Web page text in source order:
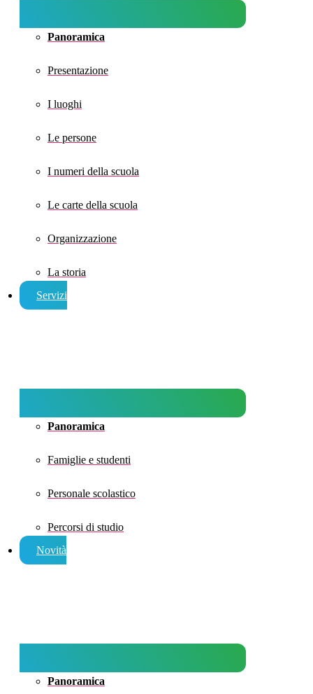
Panoramica
Presentazione
I luoghi
Le persone
I numeri della scuola
Le carte della scuola
Organizzazione
La storia
Servizi
Panoramica
Famiglie e studenti
Personale scolastico
Percorsi di studio
Novità
Panoramica